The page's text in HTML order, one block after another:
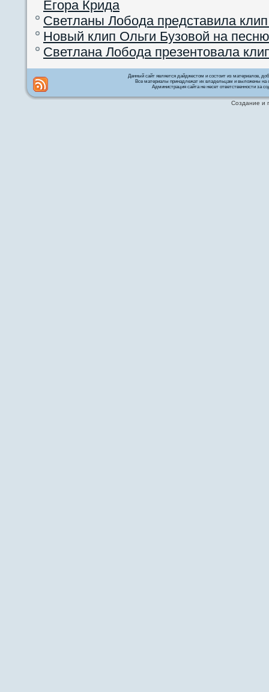
Егора Крида
Светланы Лобода представила
Новый клип Ольги Бузовой на
Светлана Лобода презентовала
Данный сайт является дайджестом и состоит из материалов,
Все материалы принадлежат их владельцам и выложены на
Администрация сайта не несет ответственности за
Создание и